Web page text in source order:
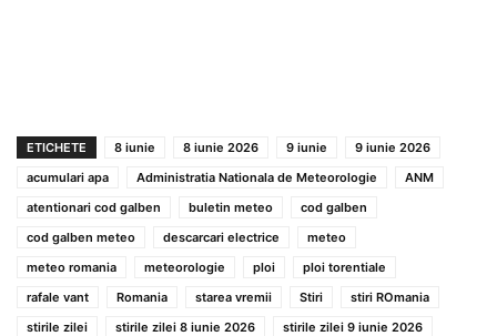
ETICHETE 8 iunie 8 iunie 2026 9 iunie
9 iunie 2026
acumulari apa
Administratia Nationala de Meteorologie
ANM
atentionari cod galben
buletin meteo
cod galben
cod galben meteo
descarcari electrice
meteo
meteo romania
meteorologie ploi
ploi torentiale
rafale vant
Romania starea vremii Stiri
stiri ROmania
stirile zilei
stirile zilei 8 iunie 2026
stirile zilei 9 iunie 2026